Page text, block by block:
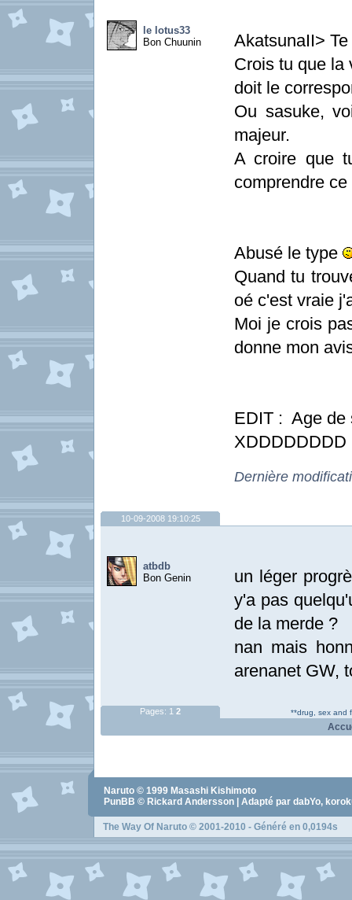
le lotus33
Bon Chuunin
AkatsunaII>
Crois tu que la
doit le
Ou sasuke,
majeur.
A croire que
comprendre
Abusé le type
Quand tu
oé c'est vraie
Moi je crois
donne mon
EDIT : Age
XDDDDDDDD
Dernière
10-09-2008 19:10:25
atbdb
Bon Genin
un léger
y'a pas
de la merde ?
nan mais
arenanet GW,
**drug, sex and
Pages: 1 2
Naruto © 1999 Masashi Kishimoto
PunBB © Rickard Andersson | Adapté par dabYo,
The Way Of Naruto © 2001-2010 - Généré en 0,0194s